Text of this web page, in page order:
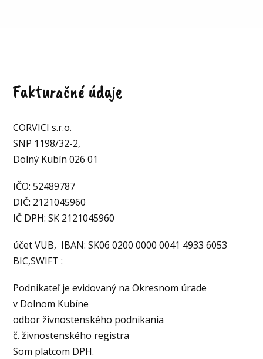
Fakturačné údaje
CORVICI s.r.o.
SNP 1198/32-2,
Dolný Kubín 026 01
IČO: 52489787
DIČ: 2121045960
IČ DPH: SK 2121045960
účet VUB, IBAN: SK06 0200 0000 0041 4933 6053
BIC,SWIFT :
Podnikateľ je evidovaný na Okresnom úrade
v Dolnom Kubíne
odbor živnostenského podnikania
č. živnostenského registra
Som platcom DPH.